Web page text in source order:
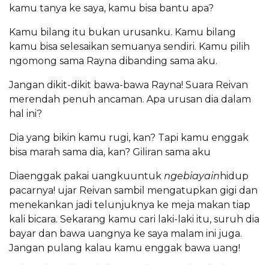
kamu tanya ke saya, kamu bisa bantu apa?
Kamu bilang itu bukan urusanku. Kamu bilang
kamu bisa selesaikan semuanya sendiri. Kamu pilih
ngomong sama Rayna dibanding sama aku.
Jangan dikit-dikit bawa-bawa Rayna! Suara Reivan
merendah penuh ancaman. Apa urusan dia dalam
hal ini?
Dia yang bikin kamu rugi, kan? Tapi kamu enggak
bisa marah sama dia, kan? Giliran sama aku
Diaenggak pakai uangkuuntuk ngebiayain hidup
pacarnya! ujar Reivan sambil mengatupkan gigi dan
menekankan jadi telunjuknya ke meja makan tiap
kali bicara. Sekarang kamu cari laki-laki itu, suruh dia
bayar dan bawa uangnya ke saya malam ini juga.
Jangan pulang kalau kamu enggak bawa uang!